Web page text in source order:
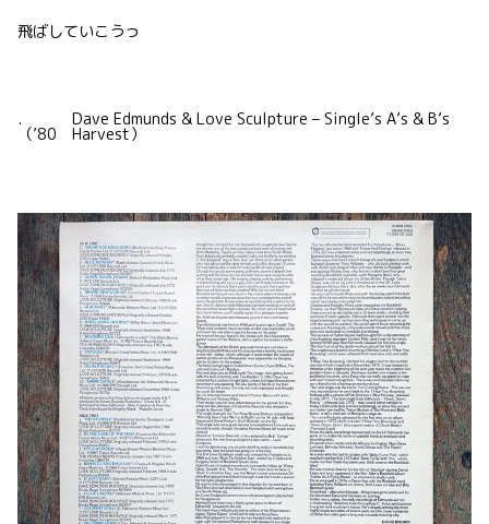
飛ばしていこうっ
. Dave Edmunds & Love Sculpture – Single’s A’s & B’s
（’80 Harvest）